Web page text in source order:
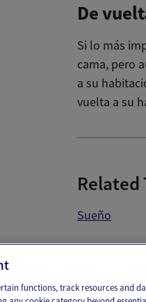
De
Si lo más
cama, pero
a su
vuelta a su
Related
Sueño
functions, track resources and